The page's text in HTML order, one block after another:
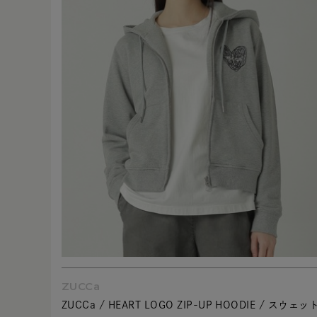
ZUCCa
ZUCCa / HEART LOGO ZIP-UP HOODIE / スウェッ